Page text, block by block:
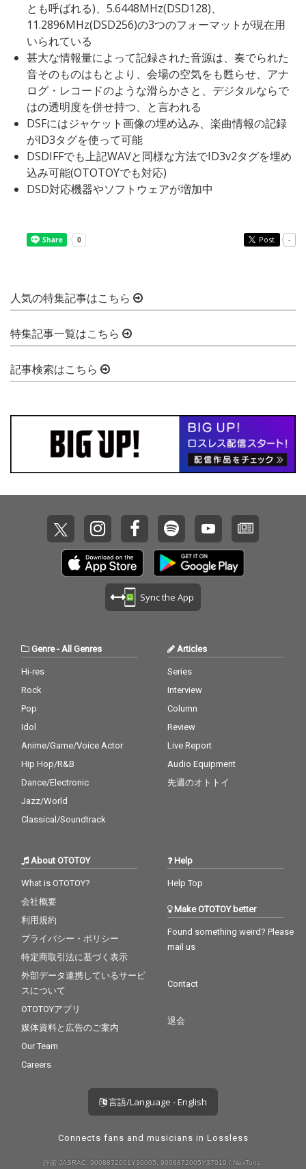
とも呼ばれる)、5.6448MHz(DSD128)、
11.2896MHz(DSD256)の3つのフォーマットが現在用
いられている
甚大な情報量によって記録された音源は、奏でられた
音そのものはもとより、会場の空気をも甦らせ、アナ
ログ・レコードのような滑らかさと、デジタルならで
はの透明度を併せ持つ、と言われる
DSFにはジャケット画像の埋め込み、楽曲情報の記録
がID3タグを使って可能
DSDIFFでも上記WAVと同様な方法でID3v2タグを埋め
込み可能(OTOTOYでも対応)
DSD対応機器やソフトウェアが増加中
Post -
人気の特集記事はこちら
特集記事一覧はこちら
記事検索はこちら
Sync the App
Genre-All Genres
Hi-res
Rock
Pop
Idol
Anime/Game/Voice Actor
Hip Hop/R&B
Dance/Electronic
Jazz/World
Classical/Soundtrack
Articles
Series
Interview
Column
Review
Live Report
Audio Equipment
先週のオトトイ
About OTOTOY
What is OTOTOY?
会社概要
利用規約
プライバシー・ポリシー
特定商取引法に基づく表示
外部データ連携しているサービ
スについて
OTOTOYアプリ
媒体資料と広告のご案内
Our Team
Careers
Help
Help Top
Make OTOTOY better
Found something weird? Please
mail us
Contact
退会
言語/Language - English
Connects fans and musicians in Lossless
許諾 JASRAC: 9008872001Y30005, 9008872005Y37019 / NexTone: